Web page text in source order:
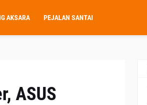
AKSARA PEJALAN SANTAI
ASUS